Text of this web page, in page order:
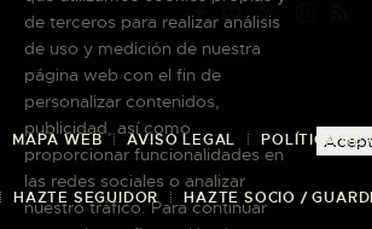
MAPA WEB AVISO LEGAL POLÍTICA DE
HAZTE SEGUIDOR HAZTE SOCIO /
de terceros para realizar análisis
de uso y medición de nuestra
página web con el fin de
personalizar contenidos,
publicidad, así como
proporcionar funcionalidades en
las redes sociales o analizar
nuestro tráfico. Para continuar